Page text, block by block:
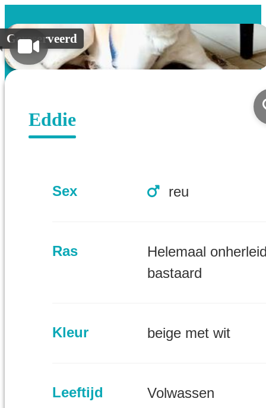
Gereserveerd
Eddie
Sex reu
Ras
Helemaal
bastaard
Kleur beige met wit
Leeftijd Volwassen